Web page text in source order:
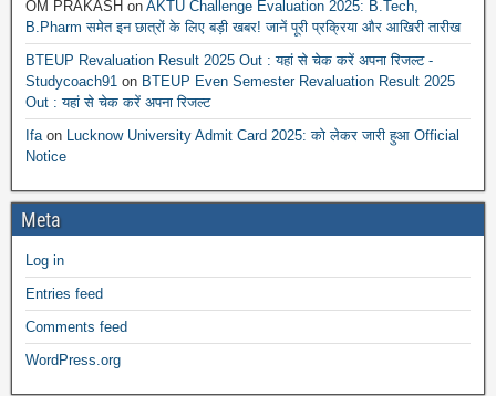
OM PRAKASH on AKTU Challenge Evaluation 2025: B.Tech,
B.Pharm समेत इन छात्रों के लिए बड़ी खबर! जानें पूरी प्रक्रिया और आखिरी तारीख
BTEUP Revaluation Result 2025 Out : यहां से चेक करें अपना रिजल्ट -
Studycoach91 on BTEUP Even Semester Revaluation Result 2025
Out : यहां से चेक करें अपना रिजल्ट
Ifaon Lucknow University Admit Card 2025: को लेकर जारी हुआ Official
Notice
Meta
Log in
Entries feed
Comments feed
WordPress.org